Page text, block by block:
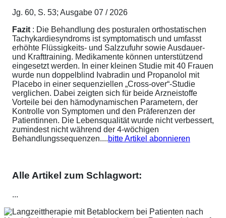
Jg. 60, S. 53; Ausgabe 07 / 2026
Fazit : Die Behandlung des posturalen orthostatischen
Tachykardiesyndroms ist symptomatisch und umfasst
erhöhte Flüssigkeits- und Salzzufuhr sowie Ausdauer-
und Krafttraining. Medikamente können unterstützend
eingesetzt werden. In einer kleinen Studie mit 40 Frauen
wurde nun doppelblind Ivabradin und Propanolol mit
Placebo in einer sequenziellen „Cross-over“-Studie
verglichen. Dabei zeigten sich für beide Arzneistoffe
Vorteile bei den hämodynamischen Parametern, der
Kontrolle von Symptomen und den Präferenzen der
Patientinnen. Die Lebensqualität wurde nicht verbessert,
zumindest nicht während der 4-wöchigen
Behandlungssequenzen....bitte Artikel abonnieren
Alle Artikel zum Schlagwort:
...